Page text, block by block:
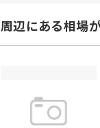
周辺にある相場